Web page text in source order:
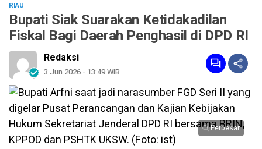
RIAU
Bupati Siak Suarakan Ketidakadilan
Fiskal Bagi Daerah Penghasil di DPD RI
Redaksi
3 Jun 2026 - 13:49 WIB
Perbesar